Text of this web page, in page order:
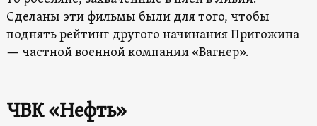
Сделаны эти фильмы были для того, чтобы
поднять рейтинг другого начинания Пригожина
— частной военной компании «Вагнер».
ЧВК «Нефть»